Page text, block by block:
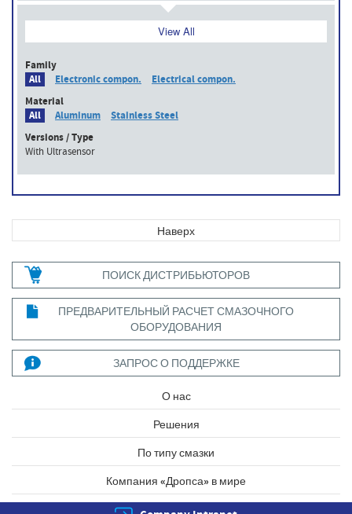
View All
Family
All
Electronic compon.
Electrical compon.
Material
All
Aluminum
Stainless Steel
Versions / Type
With Ultrasensor
Наверх
ПОИСК ДИСТРИБЬЮТОРОВ
ПРЕДВАРИТЕЛЬНЫЙ РАСЧЕТ СМАЗОЧНОГО
ОБОРУДОВАНИЯ
ЗАПРОС О ПОДДЕРЖКЕ
О нас
Решения
По типу смазки
Компания «Дропса» в мире